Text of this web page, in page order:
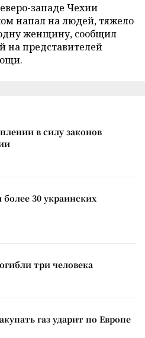
западе Чехии
напал на людей, тяжело
женщину, сообщил
на представителей
в силу законов
30 украинских
три человека
газ ударит по Европе